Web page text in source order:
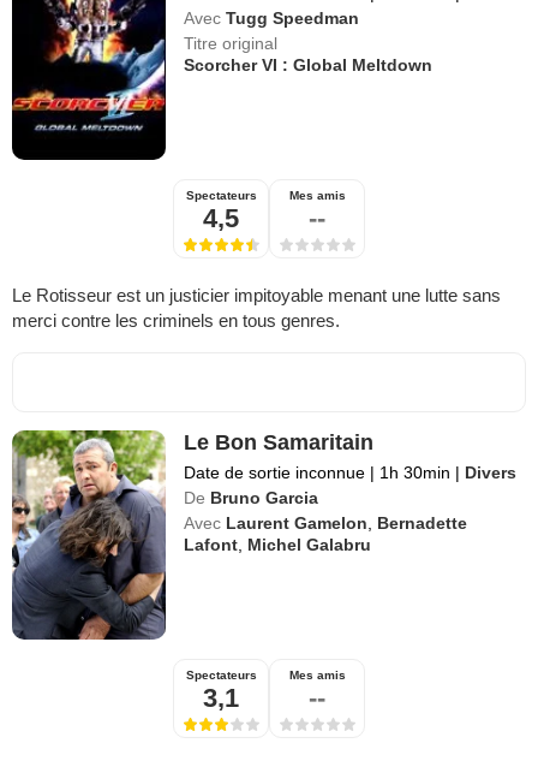
Avec Tugg Speedman
Titre original
Scorcher VI : Global Meltdown
Spectateurs
4,5
Mes amis
--
Le Rotisseur est un justicier impitoyable menant une lutte sans
merci contre les criminels en tous genres.
Le Bon Samaritain
Date de sortie inconnue | 1h 30min | Divers
De Bruno Garcia
Avec Laurent Gamelon, Bernadette
Lafont, Michel Galabru
Spectateurs
3,1
Mes amis
--